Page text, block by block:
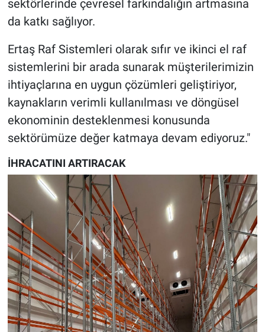
sektörlerinde çevresel farkındalığın artmasına
da katkı sağlıyor.
Ertaş Raf Sistemleri olarak sıfır ve ikinci el raf
sistemlerini bir arada sunarak müşterilerimizin
ihtiyaçlarına en uygun çözümleri geliştiriyor,
kaynakların verimli kullanılması ve döngüsel
ekonominin desteklenmesi konusunda
sektörümüze değer katmaya devam ediyoruz."
İHRACATINI ARTIRACAK